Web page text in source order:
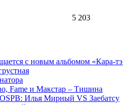
5 203
с новым альбомом «Кара-
Fame и Макстар – Тишина
Илья Мирный VS Заебатсу